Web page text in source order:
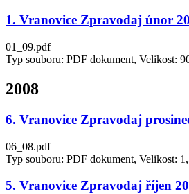
1. Vranovice Zpravodaj únor
01_09.pdf
Typ souboru: PDF dokument, Velikost:
2008
6. Vranovice Zpravodaj
06_08.pdf
Typ souboru: PDF dokument, Velikost:
5. Vranovice Zpravodaj říjen